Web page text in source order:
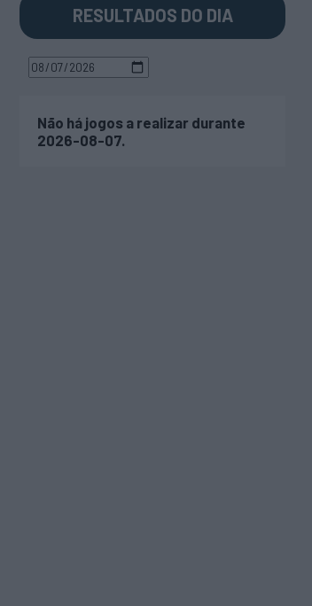
RESULTADOS DO DIA
Não há jogos a realizar durante
2026-08-07.